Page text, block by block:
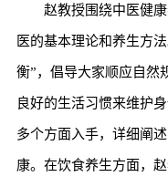
赵教授围绕中医健
医的基本理论和养生方
衡”，倡导大家顺应自然
良好的生活习惯来维护
多个方面入手，详细阐
康。在饮食养生方面，